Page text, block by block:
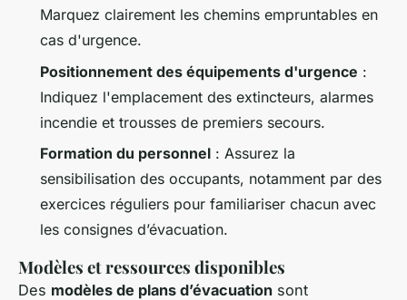
Marquez clairement les chemins empruntables en
cas d'urgence.
Positionnement des équipements d'urgence :
Indiquez l'emplacement des extincteurs, alarmes
incendie et trousses de premiers secours.
Formation du personnel : Assurez la
sensibilisation des occupants, notamment par des
exercices réguliers pour familiariser chacun avec
les consignes d’évacuation.
Modèles et ressources disponibles
Des modèles de plans d’évacuation sont